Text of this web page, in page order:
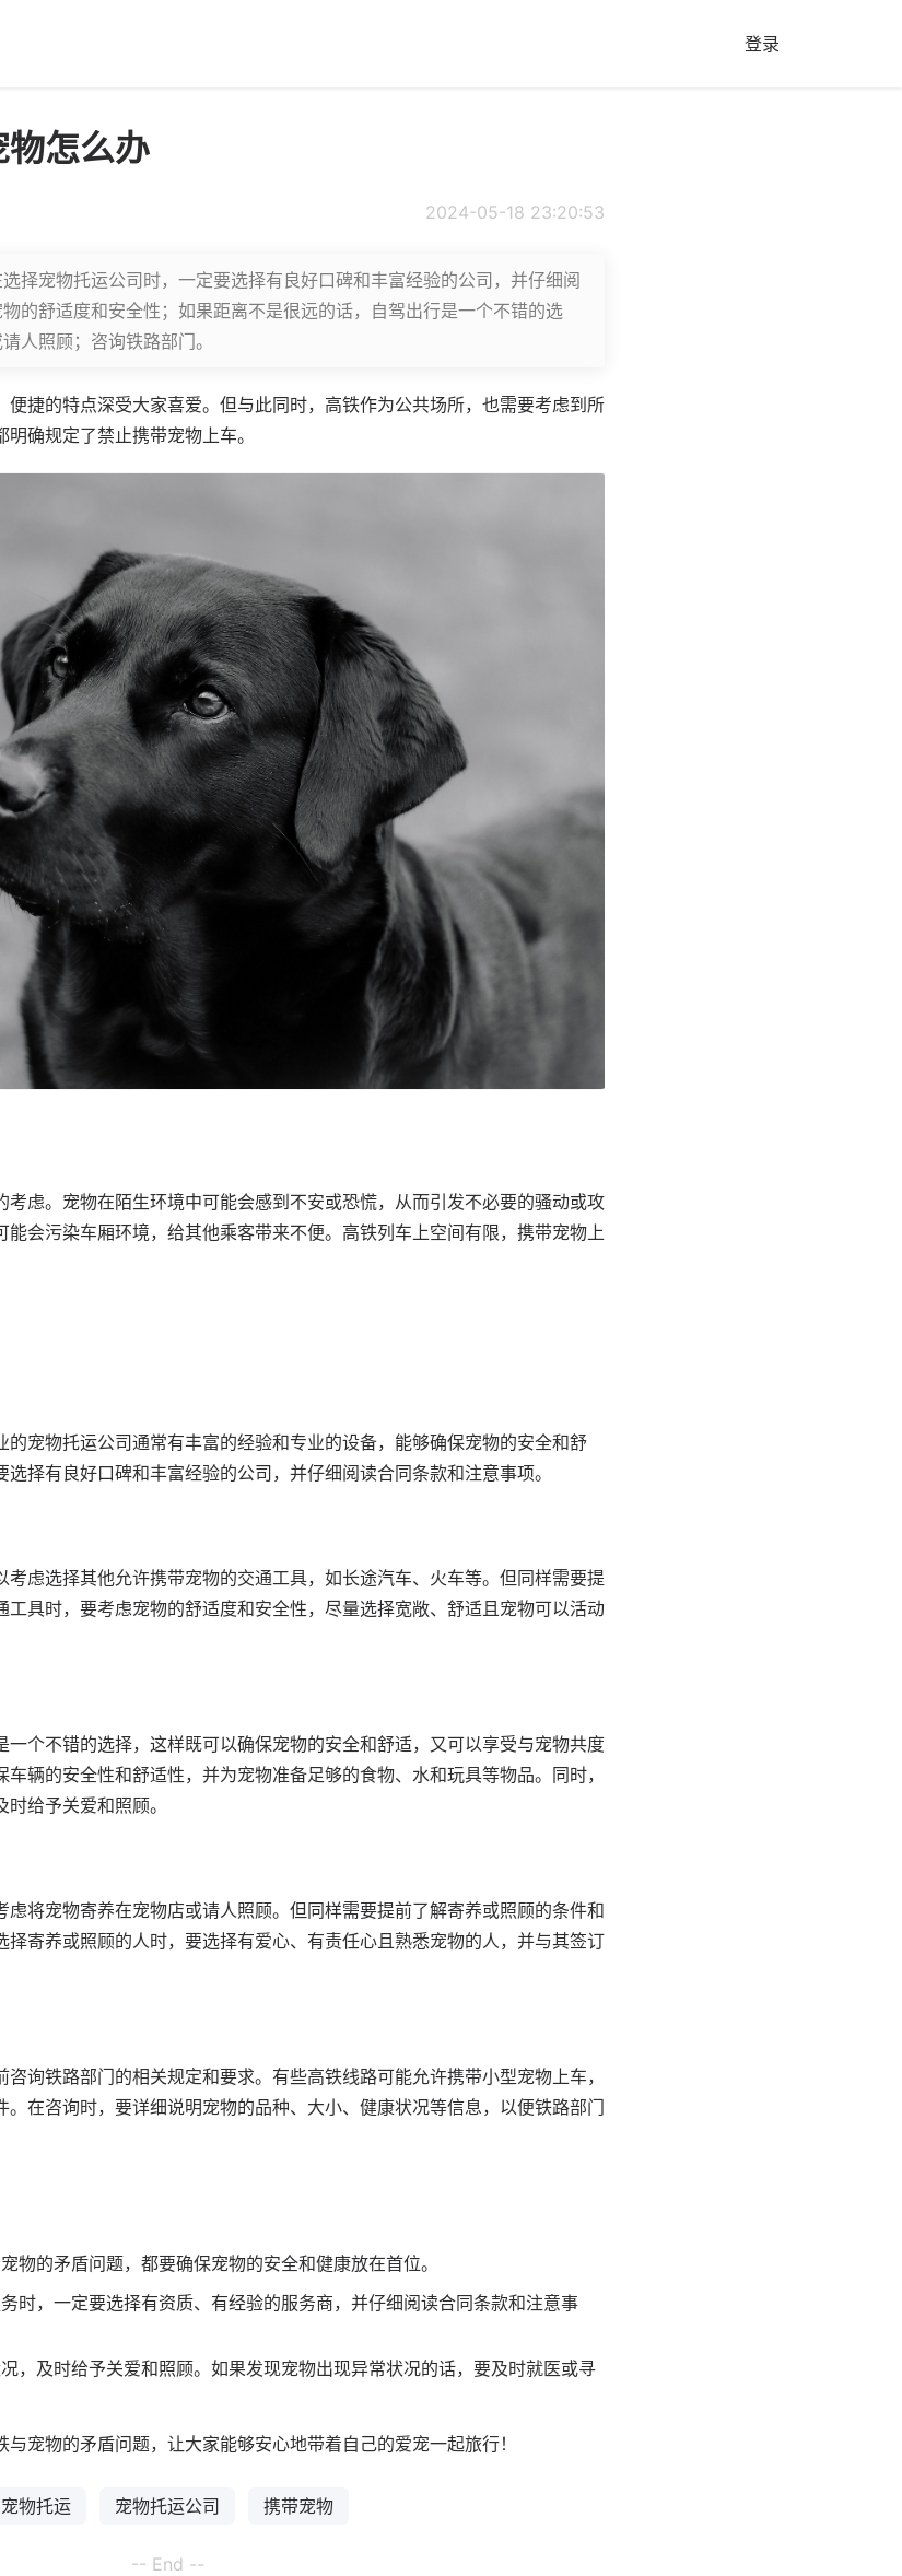
登录
怎么办
2024-05-18 23:20:53
择宠物托运公司时，一定要选择有良好口碑和丰富经验的公司，并仔细阅
的舒适度和安全性；如果距离不是很远的话，自驾出行是一个不错的选
人照顾；咨询铁路部门。
便捷的特点深受大家喜爱。但与此同时，高铁作为公共场所，也需要考虑到所
确规定了禁止携带宠物上车。
虑。宠物在陌生环境中可能会感到不安或恐慌，从而引发不必要的骚动或攻
会污染车厢环境，给其他乘客带来不便。高铁列车上空间有限，携带宠物上
宠物托运公司通常有丰富的经验和专业的设备，能够确保宠物的安全和舒
择有良好口碑和丰富经验的公司，并仔细阅读合同条款和注意事项。
虑选择其他允许携带宠物的交通工具，如长途汽车、火车等。但同样需要提
具时，要考虑宠物的舒适度和安全性，尽量选择宽敞、舒适且宠物可以活动
个不错的选择，这样既可以确保宠物的安全和舒适，又可以享受与宠物共度
辆的安全性和舒适性，并为宠物准备足够的食物、水和玩具等物品。同时，
给予关爱和照顾。
将宠物寄养在宠物店或请人照顾。但同样需要提前了解寄养或照顾的条件和
寄养或照顾的人时，要选择有爱心、有责任心且熟悉宠物的人，并与其签订
询铁路部门的相关规定和要求。有些高铁线路可能允许携带小型宠物上车，
在咨询时，要详细说明宠物的品种、大小、健康状况等信息，以便铁路部门
物的矛盾问题，都要确保宠物的安全和健康放在首位。
时，一定要选择有资质、有经验的服务商，并仔细阅读合同条款和注意事
，及时给予关爱和照顾。如果发现宠物出现异常状况的话，要及时就医或寻
宠物的矛盾问题，让大家能够安心地带着自己的爱宠一起旅行！
宠物托运 宠物托运公司 携带宠物
-- End --